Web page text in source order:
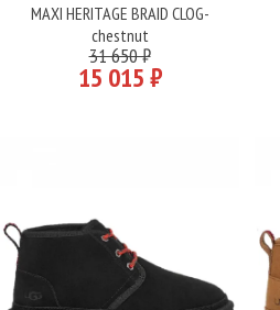
MAXI HERITAGE BRAID CLOG-
chestnut
31 650 ₽
15 015 ₽